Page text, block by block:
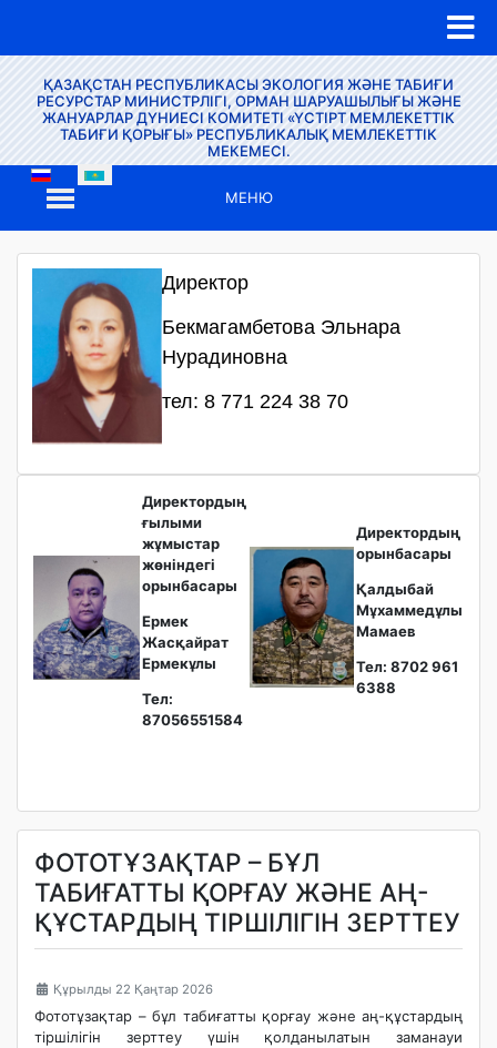
ҚАЗАҚСТАН РЕСПУБЛИКАСЫ ЭКОЛОГИЯ ЖӘНЕ ТАБИҒИ
РЕСУРСТАР МИНИСТРЛІГІ, ОРМАН ШАРУАШЫЛЫҒЫ ЖӘНЕ
ЖАНУАРЛАР ДҮНИЕСІ КОМИТЕТІ «ҮСТІРТ МЕМЛЕКЕТТІК
ТАБИҒИ ҚОРЫҒЫ» РЕСПУБЛИКАЛЫҚ МЕМЛЕКЕТТІК
МЕКЕМЕСІ.
МЕНЮ
Директор
Бекмагамбетова Эльнара
Нурадиновна
тел: 8 771 224 38 70
Директордың
ғылыми
жұмыстар
жөніндегі
орынбасары
Ермек
Жасқайрат
Ермекұлы
Тел:
87056551584
Директордың
орынбасары
Қалдыбай
Мұхаммедұлы
Мамаев
Тел: 8702 961
6388
ФОТОТҰЗАҚТАР – БҰЛ
ТАБИҒАТТЫ ҚОРҒАУ ЖӘНЕ АҢ-
ҚҰСТАРДЫҢ ТІРШІЛІГІН ЗЕРТТЕУ
Құрылды 22 Қаңтар 2026
Фототұзақтар – бұл табиғатты қорғау және аң-құстардың
тіршілігін зерттеу үшін қолданылатын заманауи